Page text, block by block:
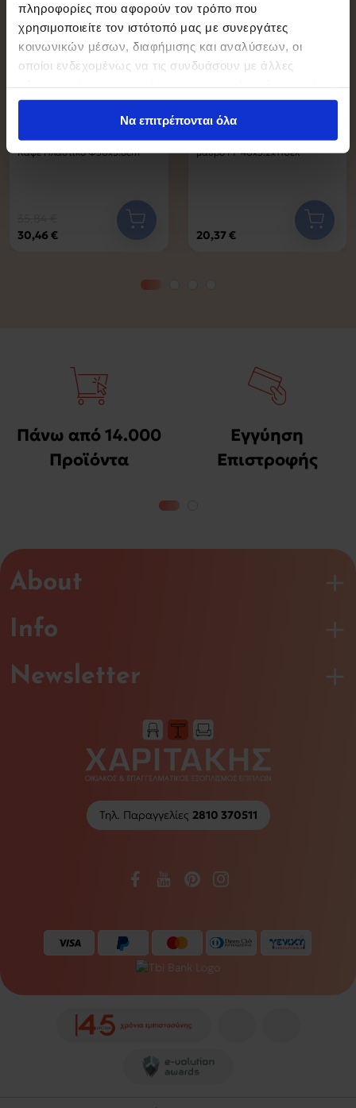
πληροφορίες που αφορούν τον τρόπο που
χρησιμοποιείτε τον ιστότοπό μας με συνεργάτες
κοινωνικών μέσων, διαφήμισης και αναλύσεων, οι
οποίοι ενδεχομένως να τις συνδυάσουν με άλλες
έχουν συλλέξει σε σχέση με την από μέρους σας χρήση
των υπηρεσιών τους.Να επιτρέπονται όλα
Καθρέπτης Τοίχου ArteLibre
Καφέ Πλαστικό Φ56x5.8cm
30,46 €
Καθρέπτης Maraya pakoworld
μαύρο PP 46x3.2x110εκ
20,37 €
Πάνω από 14.000
Προϊόντα
Εγγύηση
Επιστροφής
About
Info
Τηλ. Παραγγελίες 2810 370511
Newsletter